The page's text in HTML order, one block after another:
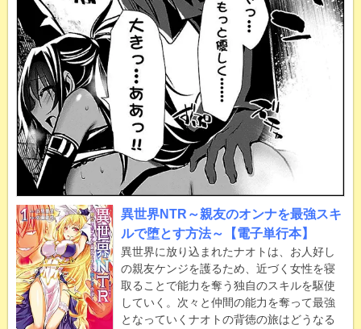
異世界NTR～親友のオンナを最強スキ
ルで堕とす方法～【電子単行本】
異世界に放り込まれたナオトは、お人好し
の親友ケンジを護るため、近づく女性を寝
取ることで能力を奪う独自のスキルを駆使
していく。次々と仲間の能力を奪って最強
となっていくナオトの背徳の旅はどうなる